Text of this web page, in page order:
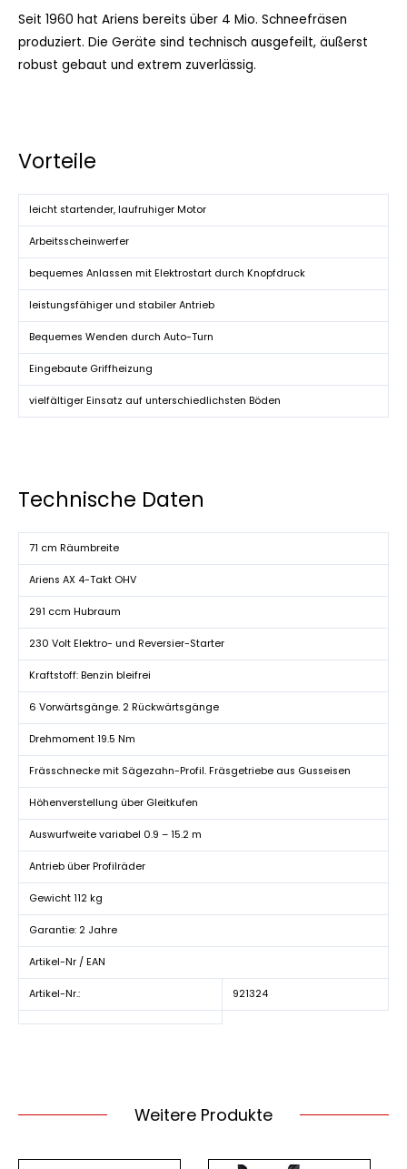
Seit 1960 hat Ariens bereits über 4 Mio. Schneefräsen
produziert. Die Geräte sind technisch ausgefeilt, äußerst
robust gebaut und extrem zuverlässig.
Vorteile
leicht startender, laufruhiger Motor
Arbeitsscheinwerfer
bequemes Anlassen mit Elektrostart durch Knopfdruck
leistungsfähiger und stabiler Antrieb
Bequemes Wenden durch Auto-Turn
Eingebaute Griffheizung
vielfältiger Einsatz auf unterschiedlichsten Böden
Technische Daten
71 cm Räumbreite
Ariens AX 4-Takt OHV
291 ccm Hubraum
230 Volt Elektro- und Reversier-Starter
Kraftstoff: Benzin bleifrei
6 Vorwärtsgänge. 2 Rückwärtsgänge
Drehmoment 19.5 Nm
Frässchnecke mit Sägezahn-Profil. Fräsgetriebe aus Gusseisen
Höhenverstellung über Gleitkufen
Auswurfweite variabel 0.9 – 15.2 m
Antrieb über Profilräder
Gewicht 112 kg
Garantie: 2 Jahre
Artikel-Nr / EAN
Artikel-Nr.: 921324
Weitere Produkte